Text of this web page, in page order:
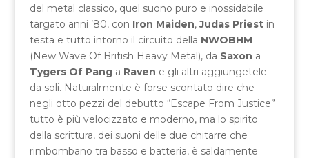
del metal classico, quel suono puro e inossidabile
targato anni ’80, con Iron Maiden,Judas Priestin
testa e tutto intorno il circuito della NWOBHM
(New Wave Of British Heavy Metal), da Saxon a
Tygers Of Panga Raven e gli altri aggiungetele
da soli. Naturalmente è forse scontato dire che
negli otto pezzi del debutto “Escape From Justice”
tutto è più velocizzato e moderno, ma lo spirito
della scrittura, dei suoni delle due chitarre che
rimbombano tra basso e batteria, è saldamente